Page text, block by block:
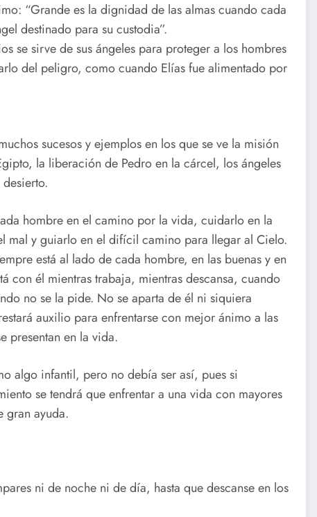
“Grande es la dignidad de las almas cuando cada
destinado para su custodia”.
se sirve de sus ángeles para proteger a los hombres
del peligro, como cuando Elías fue alimentado por
sucesos y ejemplos en los que se ve la misión
la liberación de Pedro en la cárcel, los ángeles
hombre en el camino por la vida, cuidarlo en la
mal y guiarlo en el difícil camino para llegar al Cielo.
está al lado de cada hombre, en las buenas y en
con él mientras trabaja, mientras descansa, cuando
no se la pide. No se aparta de él ni siquiera
auxilio para enfrentarse con mejor ánimo a las
presentan en la vida.
algo infantil, pero no debía ser así, pues si
se tendrá que enfrentar a una vida con mayores
gran ayuda.
ni de noche ni de día, hasta que descanse en los